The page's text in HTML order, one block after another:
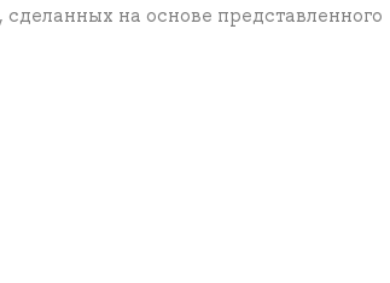
сделанных на основе представленного